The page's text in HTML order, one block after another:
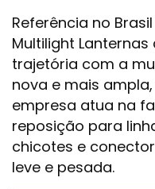
Referência no
Multilight
trajetória com a
nova e mais
empresa atua na
reposição para
chicotes e
leve e pesada.